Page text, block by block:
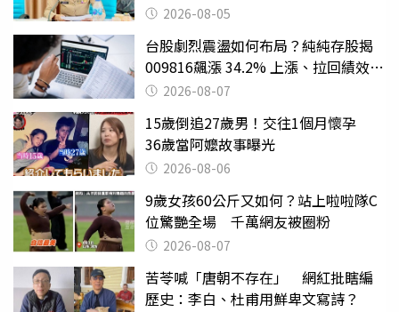
2026-08-05
台股劇烈震盪如何布局？純純存股揭
009816飆漲 34.2% 上漲、拉回績效勝
主動式ETF
2026-08-07
15歲倒追27歲男！交往1個月懷孕
36歲當阿嬤故事曝光
2026-08-06
9歲女孩60公斤又如何？站上啦啦隊C
位驚艷全場 千萬網友被圈粉
2026-08-07
苦苓喊「唐朝不存在」 網紅批瞎編
歷史：李白、杜甫用鮮卑文寫詩？